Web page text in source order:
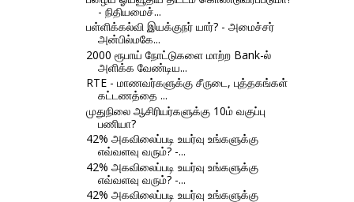
- நிதியமைச்...
பள்ளிக்கல்வி இயக்குநர் யார்? - அமைச்சர்
அன்பில்மகே...
2000 ரூபாய் நோட்டுகளை மாற்ற Bank-ல்
அளிக்க வேண்டிய...
RTE - மாணவர்களுக்கு சீருடை, புத்தகங்கள்
கட்டணத்தை ...
முதுநிலை ஆசிரியர்களுக்கு 10ம் வகுப்பு
பணியா?
42% அகவிலைப்படி உயர்வு உங்களுக்கு
எவ்வளவு வரும்? -...
42% அகவிலைப்படி உயர்வு உங்களுக்கு
எவ்வளவு வரும்? -...
42% அகவிலைப்படி உயர்வு உங்களுக்கு